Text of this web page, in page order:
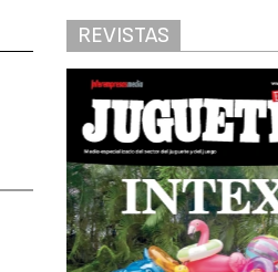
REVISTAS